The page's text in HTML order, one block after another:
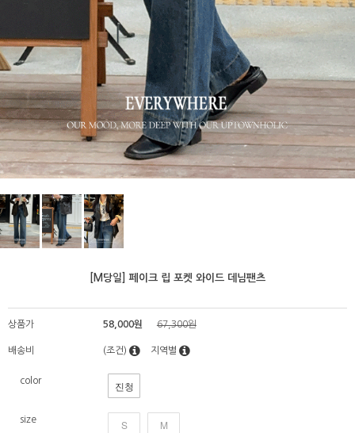
[M당일] 페이크 립 포켓 와이드 데님팬츠
상품가 58,000원 67,300원
배송비 (조건) 지역별
color 진청
size S M